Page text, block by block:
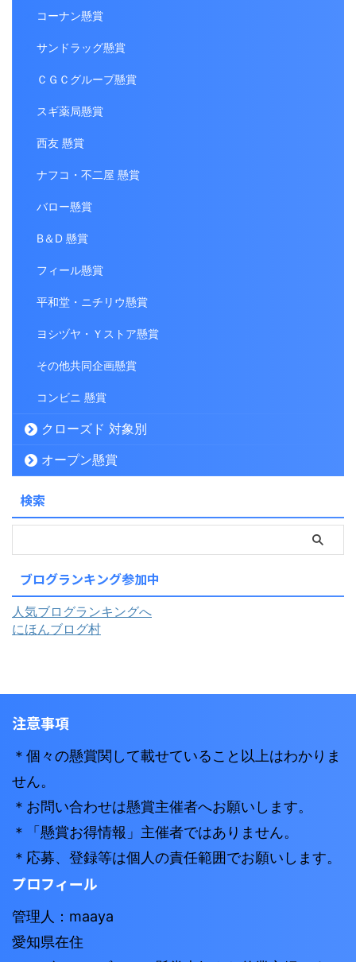
コーナン懸賞
サンドラッグ懸賞
ＣＧＣグループ懸賞
スギ薬局懸賞
西友 懸賞
ナフコ・不二屋 懸賞
バロー懸賞
B＆D 懸賞
フィール懸賞
平和堂・ニチリウ懸賞
ヨシヅヤ・Ｙストア懸賞
その他共同企画懸賞
コンビニ 懸賞
クローズド 対象別
オープン懸賞
検索
ブログランキング参加中
人気ブログランキングへ
にほんブログ村
注意事項
＊個々の懸賞関して載せていること以上はわかりま
せん。
＊お問い合わせは懸賞主催者へお願いします。
＊「懸賞お得情報」主催者ではありません。
＊応募、登録等は個人の責任範囲でお願いします。
プロフィール
管理人：maaya
愛知県在住